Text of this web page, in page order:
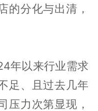
的分化与出清，
年以来行业需求
足、且过去几年
压力次第显现，